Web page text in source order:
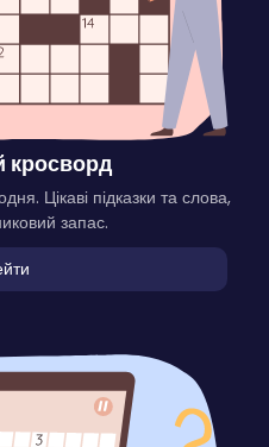
Цікаві підказки та слова,
запас.